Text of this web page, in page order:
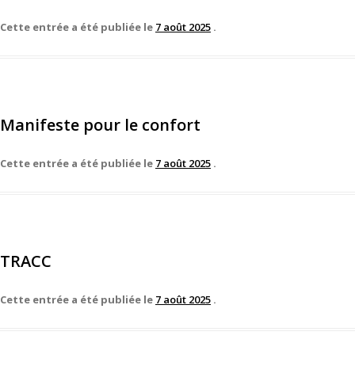
Cette entrée a été publiée le 7 août 2025 .
Manifeste pour le confort
Cette entrée a été publiée le 7 août 2025 .
TRACC
Cette entrée a été publiée le 7 août 2025 .